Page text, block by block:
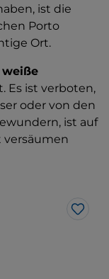
ist die
Porto
Ort.
weiße
Es ist verboten,
oder von den
ist auf
versäumen
Like